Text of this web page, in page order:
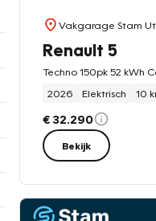
Vakgarage Stam
Renault 5
Techno 150pk 52 kWh
2026
Elektrisch 10
€ 32.290
Bekijk